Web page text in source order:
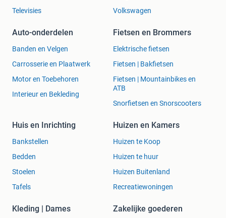
mogelijk op locatie.
Of in Rotterdam
Heb je een Mercedes uit bovenstaande lijst, dan kan het
voor jou Mercedes geactiveerd worden.
De installatie zal enkele minuten duren (mum van tijd) incl.
uitleg en daarna is het genieten!
Klaar terwijl je wacht!
Compatibel modellen:
COMAND, Audio20, NTG5S1, NTG5ES2, SA53, SA154,
Voor bovenstaande modellen. Ook mogelijk:
Televisies
Volkswagen
Auto-onderdelen
Banden en Velgen
Carrosserie en Plaatwerk
Motor en Toebehoren
Interieur en Bekleding
Fietsen en Brommers
Elektrische fietsen
Fietsen | Bakfietsen
Fietsen | Mountainbikes en
ATB
Snorfietsen en Snorscooters
Huis en Inrichting
Bankstellen
Bedden
Stoelen
Tafels
Huizen en Kamers
Huizen te Koop
Huizen te huur
Huizen Buitenland
Recreatiewoningen
Kleding | Dames Zakelijke goederen